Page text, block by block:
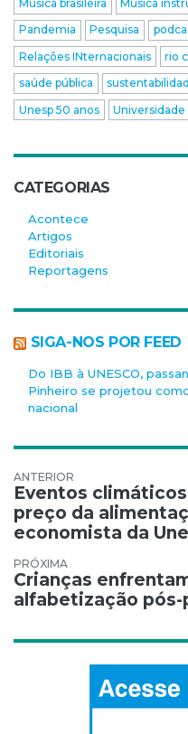
Música brasileira
Música
Pandemia
Pesquisa
Relações INternacionais
rio
saúde pública
Unesp 50 anos
Universidade
CATEGORIAS
Acontece
Artigos
Editoriais
Reportagens
SIGA-NOS POR FEED
Do IBB à UNESCO,
Pinheiro se projetou
nacional
Navegação
Eventos
preço da
economista da
Crianças
alfabetização pós-